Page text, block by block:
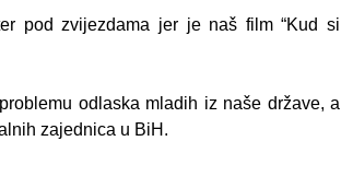
pod zvijezdama jer je naš film “Kud si
odlaska mladih iz naše države, a
zajednica u BiH.